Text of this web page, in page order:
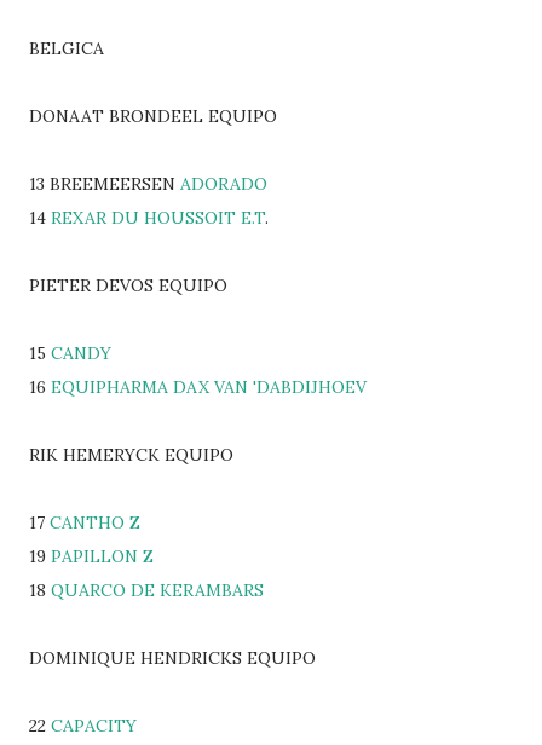
BELGICA
DONAAT BRONDEEL EQUIPO
13 BREEMEERSEN ADORADO
14 REXAR DU HOUSSOIT E.T.
PIETER DEVOS EQUIPO
15 CANDY
16 EQUIPHARMA DAX VAN 'DABDIJHOEV
RIK HEMERYCK EQUIPO
17 CANTHO Z
19 PAPILLON Z
18 QUARCO DE KERAMBARS
DOMINIQUE HENDRICKS EQUIPO
22 CAPACITY